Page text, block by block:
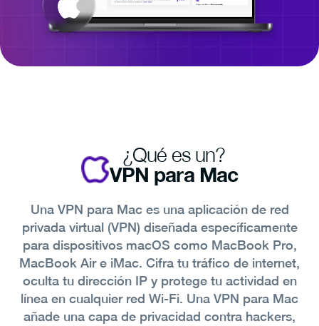
¿Qué es un?
VPN para Mac
Una VPN para Mac es una aplicación de red
privada virtual (VPN) diseñada específicamente
para dispositivos macOS como MacBook Pro,
MacBook Air e iMac. Cifra tu tráfico de internet,
oculta tu dirección IP y protege tu actividad en
línea en cualquier red Wi-Fi. Una VPN para Mac
añade una capa de privacidad contra hackers,